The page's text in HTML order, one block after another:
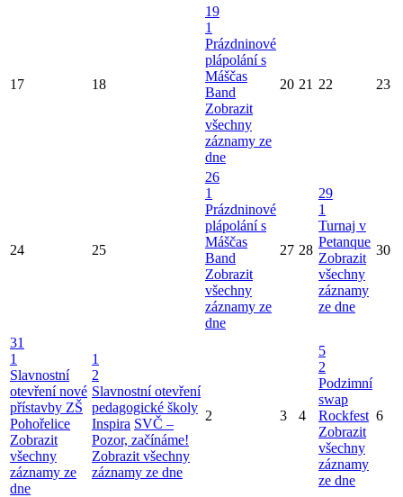
17 18
19
1
Prázdninové
plápolání s
Máščas
Band
Zobrazit
všechny
záznamy ze
dne
20 21 22 23
24 25
26
1
Prázdninové
plápolání s
Máščas
Band
Zobrazit
všechny
záznamy ze
dne
27 28
29
1
Turnaj v
Petanque
Zobrazit
všechny
záznamy
ze dne
30
31
1
Slavnostní
otevření nové
přístavby ZŠ
Pohořelice
Zobrazit
všechny
záznamy ze
dne
1
2
Slavnostní otevření
pedagogické školy
Inspira SVČ –
Pozor, začínáme!
Zobrazit všechny
záznamy ze dne
2 3 4
5
2
Podzimní
swap
Rockfest
Zobrazit
všechny
záznamy
ze dne
6